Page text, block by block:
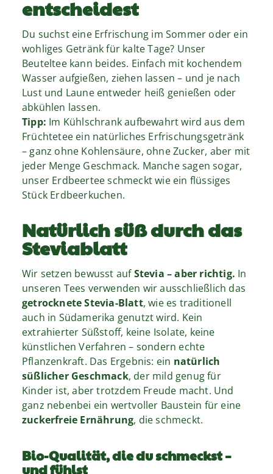
entscheidest
Du suchst eine Erfrischung im Sommer oder ein
wohliges Getränk für kalte Tage? Unser
Beuteltee kann beides. Einfach mit kochendem
Wasser aufgießen, ziehen lassen – und je nach
Lust und Laune entweder heiß genießen oder
abkühlen lassen.
Tipp: Im Kühlschrank aufbewahrt wird aus dem
Früchtetee ein natürliches Erfrischungsgetränk
– ganz ohne Kohlensäure, ohne Zucker, aber mit
jeder Menge Geschmack. Manche sagen sogar,
unser Erdbeertee schmeckt wie ein flüssiges
Stück Erdbeerkuchen.
Natürlich süß durch das
Steviablatt
Wir setzen bewusst aufStevia – aber richtig. In
unseren Tees verwenden wir ausschließlich das
getrocknete Stevia-Blatt, wie es traditionell
auch in Südamerika genutzt wird. Kein
extrahierter Süßstoff, keine Isolate, keine
künstlichen Verfahren – sondern echte
Pflanzenkraft. Das Ergebnis: ein natürlich
süßlicher Geschmack, der mild genug für
Kinder ist, aber trotzdem Freude macht. Und
ganz nebenbei ein wertvoller Baustein für eine
zuckerfreie Ernährung, die schmeckt.
Bio-Qualität, die du schmeckst –
und fühlst